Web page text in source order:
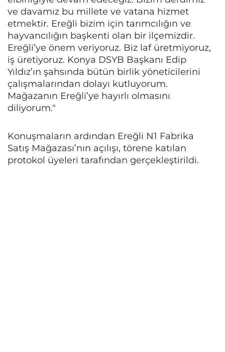
ve davamız bu millete ve vatana hizmet
etmektir. Ereğli bizim için tarımcılığın ve
hayvancılığın başkenti olan bir ilçemizdir.
Ereğli’ye önem veriyoruz. Biz laf üretmiyoruz,
iş üretiyoruz. Konya DSYB Başkanı Edip
Yıldız’ın şahsında bütün birlik yöneticilerini
çalışmalarından dolayı kutluyorum.
Mağazanın Ereğli’ye hayırlı olmasını
diliyorum."
Konuşmaların ardından Ereğli N1 Fabrika
Satış Mağazası’nın açılışı, törene katılan
protokol üyeleri tarafından gerçekleştirildi.